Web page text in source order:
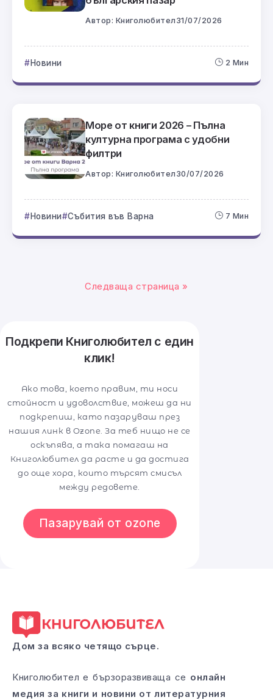
Автор: Книголюбител 31/07/2026
Новини 2 Мин
Море от книги 2026 – Пълна
културна програма с удобни
филтри
Автор: Книголюбител 30/07/2026
Новини Събития във Варна 7 Мин
Следваща страница »
Подкрепи Книголюбител с един
клик!
Ако това, което правим, ти носи
стойност и удоволствие, можеш да ни
подкрепиш, като пазаруваш през
нашия линк в Ozone. За теб нищо не се
оскъпява, а така помагаш на
Книголюбител да расте и да достига
до още хора, които търсят смисъл
между редовете.
Пазарувай от ozone
Дом за всяко четящо сърце.
Книголюбител е бързоразвиваща се онлайн
медия за книги и новини от литературния